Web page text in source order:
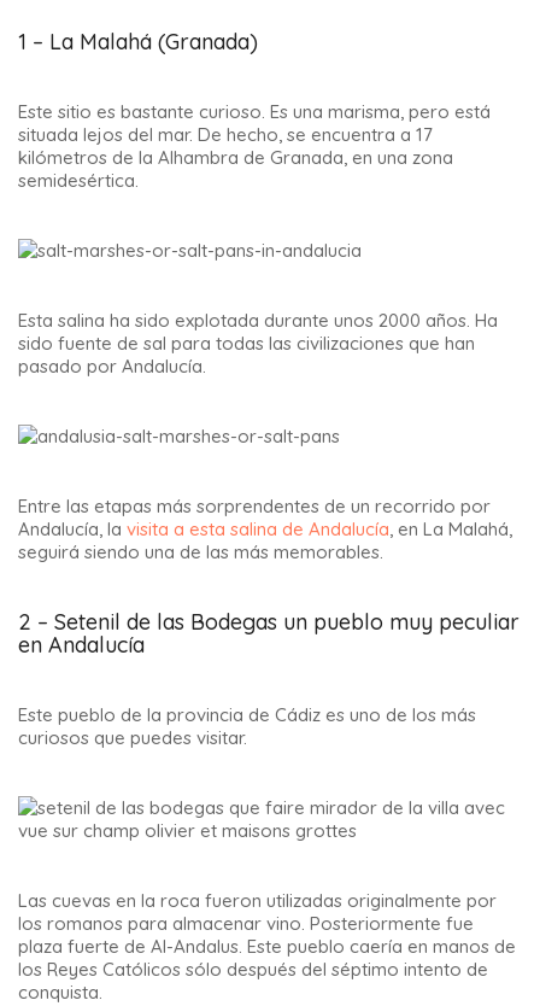
1 – La Malahá (Granada)
Este sitio es bastante curioso. Es una marisma, pero está
situada lejos del mar. De hecho, se encuentra a 17
kilómetros de la Alhambra de Granada, en una zona
semidesértica.
Esta salina ha sido explotada durante unos 2000 años. Ha
sido fuente de sal para todas las civilizaciones que han
pasado por Andalucía.
Entre las etapas más sorprendentes de un recorrido por
Andalucía, la visita a esta salina de Andalucía , en La Malahá,
seguirá siendo una de las más memorables.
2 – Setenil de las Bodegas un pueblo muy peculiar
en Andalucía
Este pueblo de la provincia de Cádiz es uno de los más
curiosos que puedes visitar.
Las cuevas en la roca fueron utilizadas originalmente por
los romanos para almacenar vino. Posteriormente fue
plaza fuerte de Al-Andalus. Este pueblo caería en manos de
los Reyes Católicos sólo después del séptimo intento de
conquista.